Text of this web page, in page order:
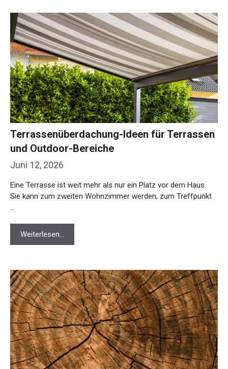
Juni 12, 2026
Terrassenüberdachung-Ideen für Terrassen
und Outdoor-Bereiche
Eine Terrasse ist weit mehr als nur ein Platz vor dem Haus.
Sie kann zum zweiten Wohnzimmer werden, zum Treffpunkt
…
Weiterlesen…